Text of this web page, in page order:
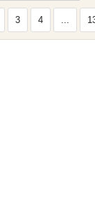
3 4 ...